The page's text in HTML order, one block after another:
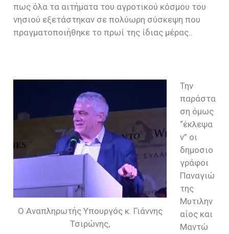
πως όλα τα αιτήματα του αγροτικού κόσμου του
νησιού εξετάστηκαν σε πολύωρη σύσκεψη που
πραγματοποιήθηκε το πρωί της ίδιας μέρας..
Ο Αναπληρωτής Υπουργός κ. Γιάννης
Τσιρώνης,
Την
παράστα
ση όμως
“έκλεψα
ν” οι
δημοσιο
γράφοι
Παναγιώ
της
Μυτιλην
αίος και
Μαντώ